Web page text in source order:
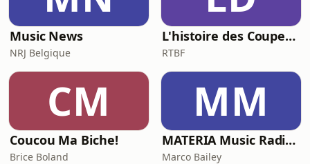
Music News
NRJ Belgique
L'histoire des Coupes du Monde, la géopolitique du ballon rond
RTBF
CM
Coucou Ma Biche!
Brice Boland
MM
MATERIA Music Radio Show by Marco Bailey
Marco Bailey